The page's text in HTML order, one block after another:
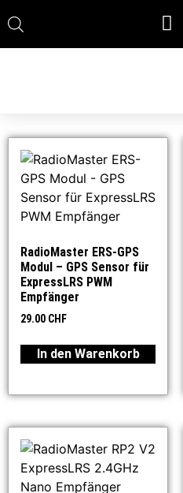
RadioMaster ERS-GPS
Modul – GPS Sensor für
ExpressLRS PWM
Empfänger
29.00 CHF
In den Warenkorb